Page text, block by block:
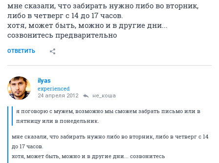
мне сказали, что забирать нужно либо во вторник,
либо в четверг с 14 до 17 часов.
хотя, может быть, можно и в другие дни...
созвонитесь предварительно
ОТВЕТИТЬ
ilyas
experienced
24 апреля 2012 не_коша
я поговорю с мужем, возможно мы сможем забрать письмо или в
пятницу или в понедельник.
мне сказали, что забирать нужно либо во вторник, либо в четверг с 14
до 17 часов.
хотя, может быть, можно и в другие дни... созвонитесь